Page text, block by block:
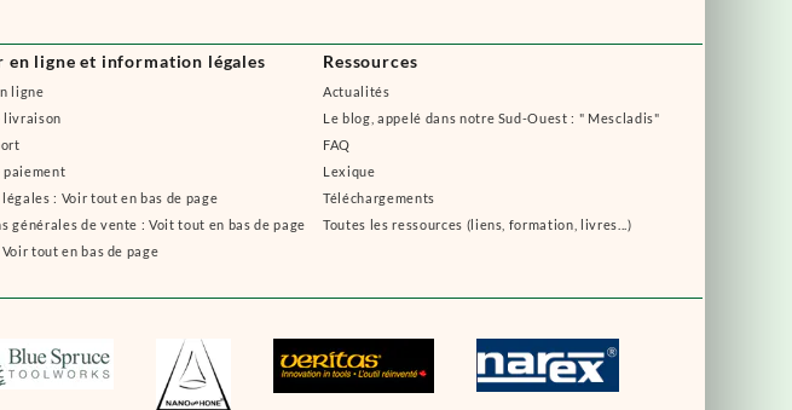
en ligne et information légales
ligne
livraison
paiement
: Voir tout en bas de page
générales de vente : Voit tout en bas de page
tout en bas de page
Ressources
Actualités
Le blog, appelé dans notre Sud-Ouest : " Mescladis"
FAQ
Lexique
Téléchargements
Toutes les ressources (liens, formation, livres...)